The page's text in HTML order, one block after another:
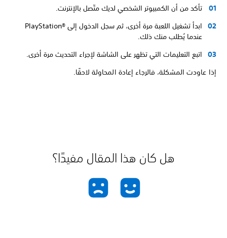
تأكد من أن الكمبيوتر الشخصي لديك متّصل بالإنترنت.
ابدأ تشغيل اللعبة مرة أخرى، ثم سجل الدخول إلى PlayStation®‎
عندما يُطلب منك ذلك.
اتبع التعليمات التي تظهر على الشاشة لإجراء التحديث مرة أخرى.
إذا عاودت المشكلة، فالرجاء إعادة المحاولة لاحقًا.
هل كان هذا المقال مفيدًا؟